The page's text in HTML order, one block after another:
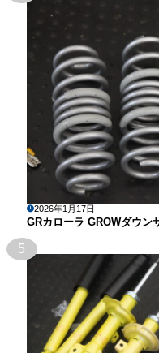
2026年1月17日
GRカローラ GROWダウン
5